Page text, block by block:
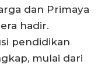
dan Primaya
hadir.
pendidikan
mulai dari